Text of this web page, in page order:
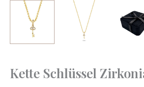
Kette Schlüssel
Kette